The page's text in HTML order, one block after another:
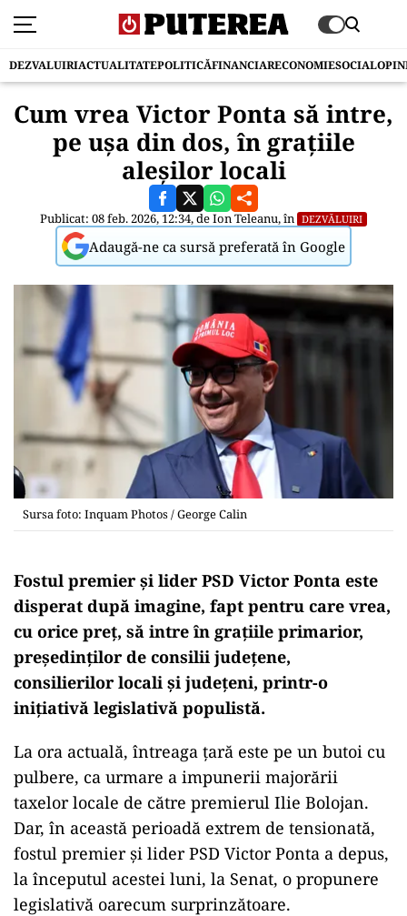
DEZVALUIRIACTUALITATEPOLITICĂFINANCIARECONOMIESOCIAL
Cum vrea Victor Ponta să intre,
pe ușa din dos, în grațiile
aleșilor locali
Publicat: 08 feb. 2026, 12:34, deIon Teleanu, în DEZVĂLUIRI
Adaugă-ne ca sursă preferată în Google
Sursa foto: Inquam Photos / George Calin
Fostul premier și lider PSD Victor Ponta este
disperat după imagine, fapt pentru care vrea,
cu orice preț, să intre în grațiile primarior,
președinților de consilii județene,
consilierilor locali și județeni, printr-o
inițiativă legislativă populistă.
La ora actuală, întreaga țară este pe un butoi cu
pulbere, ca urmare a impunerii majorării
taxelor locale de către premierul Ilie Bolojan.
Dar, în această perioadă extrem de tensionată,
fostul premier și lider PSD Victor Ponta a depus,
la începutul acestei luni, la Senat, o propunere
legislativă oarecum surprinzătoare.